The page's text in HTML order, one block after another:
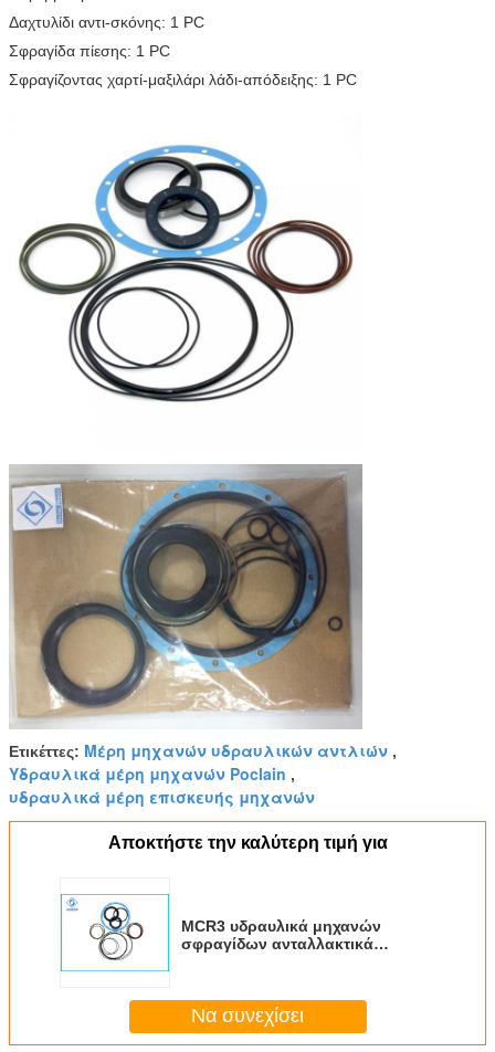
Δαχτυλίδι αντι-σκόνης: 1 PC
Σφραγίδα πίεσης: 1 PC
Σφραγίζοντας χαρτί-μαξιλάρι λάδι-απόδειξης: 1 PC
Ετικέττες: Μέρη μηχανών υδραυλικών αντλιών ,
Υδραυλικά μέρη μηχανών Poclain ,
υδραυλικά μέρη επισκευής μηχανών
Αποκτήστε την καλύτερη τιμή για
MCR3 υδραυλικά μηχανών
σφραγίδων ανταλλακτικά
Να συνεχίσει